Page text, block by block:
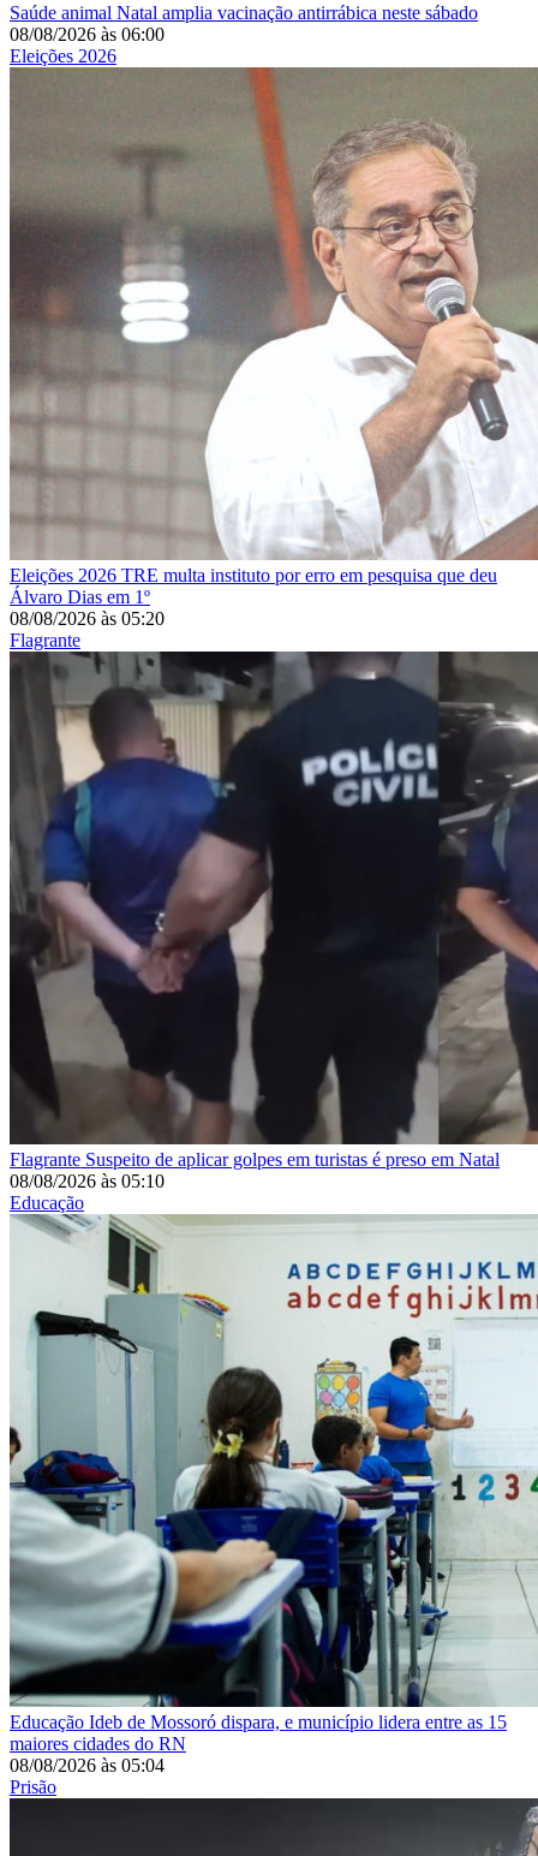
Saúde animal Natal amplia vacinação antirrábica neste sábado
08/08/2026 às 06:00
Eleições 2026
Eleições 2026 TRE multa instituto por erro em pesquisa que deu
Álvaro Dias em 1º
08/08/2026 às 05:20
Flagrante
Flagrante Suspeito de aplicar golpes em turistas é preso em Natal
08/08/2026 às 05:10
Educação
Educação Ideb de Mossoró dispara, e município lidera entre as 15
maiores cidades do RN
08/08/2026 às 05:04
Prisão